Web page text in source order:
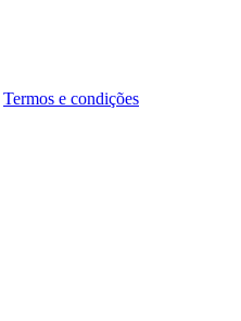
Termos e condições